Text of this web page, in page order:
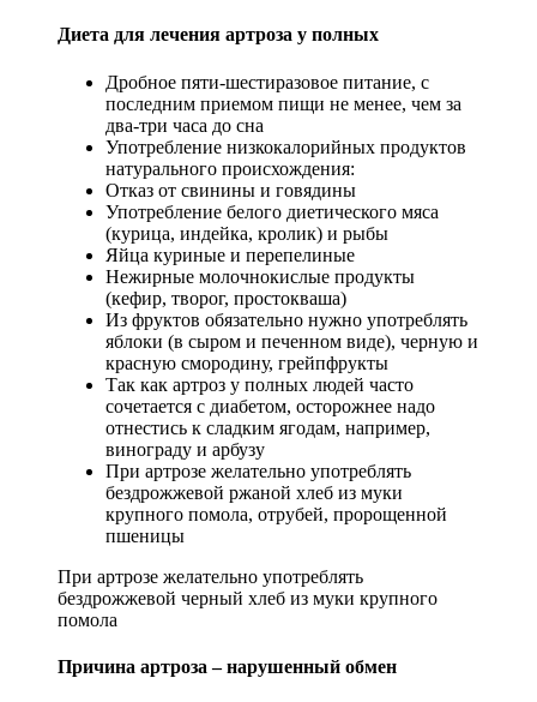
Диета для лечения артроза у полных
Дробное пяти-шестиразовое питание, с
последним приемом пищи не менее, чем за
два-три часа до сна
Употребление низкокалорийных продуктов
натурального происхождения:
Отказ от свинины и говядины
Употребление белого диетического мяса
(курица, индейка, кролик) и рыбы
Яйца куриные и перепелиные
Нежирные молочнокислые продукты
(кефир, творог, простокваша)
Из фруктов обязательно нужно употреблять
яблоки (в сыром и печенном виде), черную и
красную смородину, грейпфрукты
Так как артроз у полных людей часто
сочетается с диабетом, осторожнее надо
отнестись к сладким ягодам, например,
винограду и арбузу
При артрозе желательно употреблять
бездрожжевой ржаной хлеб из муки
крупного помола, отрубей, пророщенной
пшеницы
При артрозе желательно употреблять
бездрожжевой черный хлеб из муки крупного
помола
Причина артроза – нарушенный обмен